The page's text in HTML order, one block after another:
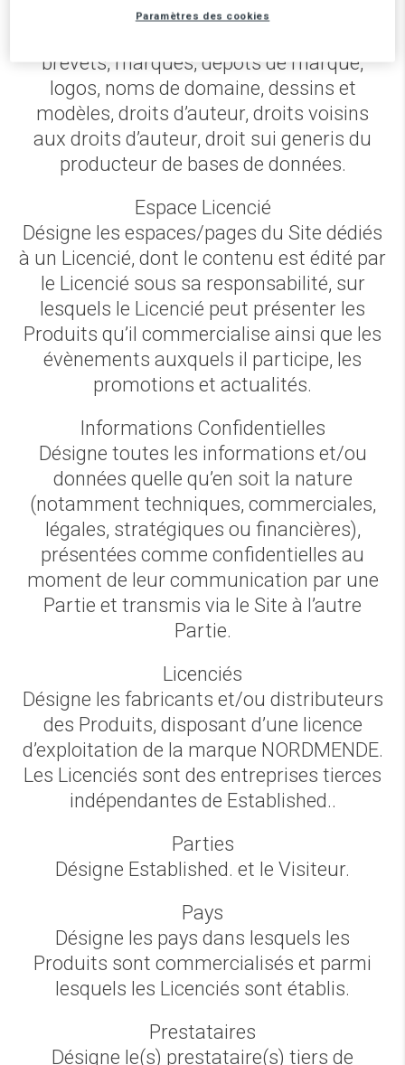
la Propriété Intellectuelle français, et
brevets, marques, dépôts de marque,
logos, noms de domaine, dessins et
modèles, droits d’auteur, droits voisins
aux droits d’auteur, droit sui generis du
producteur de bases de données.
Espace Licencié
Désigne les espaces/pages du Site dédiés
à un Licencié, dont le contenu est édité par
le Licencié sous sa responsabilité, sur
lesquels le Licencié peut présenter les
Produits qu’il commercialise ainsi que les
évènements auxquels il participe, les
promotions et actualités.
Informations Confidentielles
Désigne toutes les informations et/ou
données quelle qu’en soit la nature
(notamment techniques, commerciales,
légales, stratégiques ou financières),
présentées comme confidentielles au
moment de leur communication par une
Partie et transmis via le Site à l’autre
Partie.
Licenciés
Désigne les fabricants et/ou distributeurs
des Produits, disposant d’une licence
d’exploitation de la marque NORDMENDE.
Les Licenciés sont des entreprises tierces
indépendantes de Established..
Parties
Désigne Established. et le Visiteur.
Pays
Désigne les pays dans lesquels les
Produits sont commercialisés et parmi
lesquels les Licenciés sont établis.
Prestataires
Désigne le(s) prestataire(s) tiers de
Paramètres des cookies